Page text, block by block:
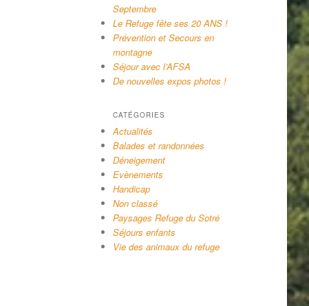
Septembre
Le Refuge fête ses 20 ANS !
Prévention et Secours en
montagne
Séjour avec l’AFSA
De nouvelles expos photos !
CATÉGORIES
Actualités
Balades et randonnées
Déneigement
Evènements
Handicap
Non classé
Paysages Refuge du Sotré
Séjours enfants
Vie des animaux du refuge